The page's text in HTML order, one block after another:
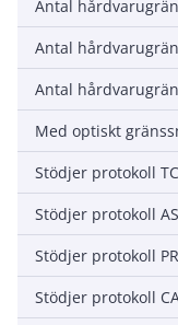
Med optiskt
Stödjer protokoll
Stödjer protokoll
Stödjer protokoll